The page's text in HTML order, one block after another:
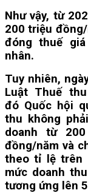
Như vậy, từ
200 triệu
đóng thuế
nhân.
Tuy nhiên,
Luật Thuế
đó Quốc hội
thu không
doanh từ
đồng/năm và
theo tỉ lệ trên
mức doanh
tương ứng lên